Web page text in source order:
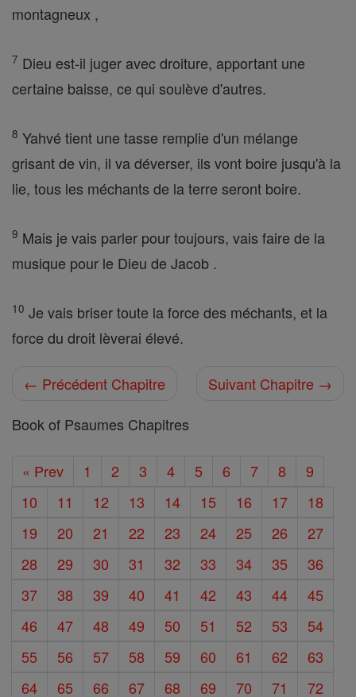
montagneux ,
7 Dieu est-il juger avec droiture, apportant une
certaine baisse, ce qui soulève d'autres.
8 Yahvé tient une tasse remplie d'un mélange
grisant de vin, il va déverser, ils vont boire jusqu'à la
lie, tous les méchants de la terre seront boire.
9 Mais je vais parler pour toujours, vais faire de la
musique pour le Dieu de Jacob .
10 Je vais briser toute la force des méchants, et la
force du droit lèverai élevé.
← Précédent Chapitre
Suivant Chapitre →
Book of Psaumes Chapitres
« Prev 1 2 3 4 5 6 7 8
9
10
11 12 13 14 15 16 17
18
19
20 21 22 23 24 25 26
27
28
29 30 31 32 33 34 35
36
37
38 39 40 41 42 43 44
45
46
47 48 49 50 51 52 53
54
55
56 57 58 59 60 61 62
63
64
65 66 67 68 69 70 71
72